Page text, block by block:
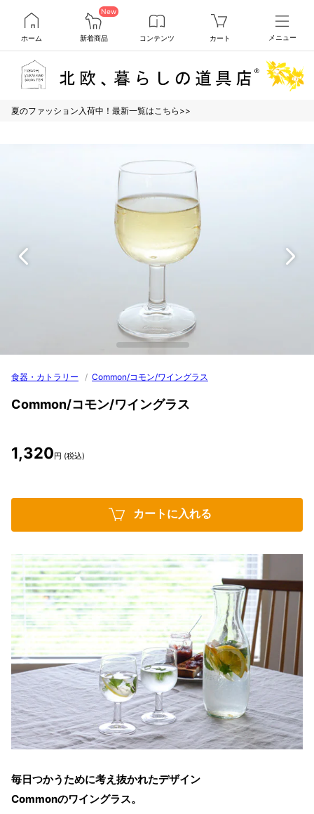
ホーム
New
新着商品 コンテンツ カート メニュー
夏のファッション入荷中！最新一覧はこちら>>
食器・カトラリー / Common/コモン/ワイングラス
Common/コモン/ワイングラス
1,320円 (税込)
カートに入れる
毎日つかうために考え抜かれたデザイン
Commonのワイングラス。